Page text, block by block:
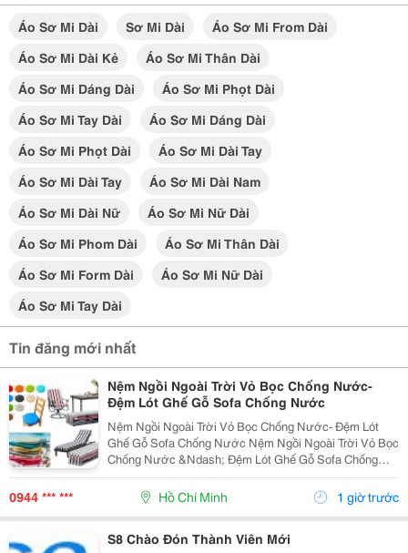
Áo Sơ Mi Dài Sơ Mi Dài
Áo Sơ Mi From Dài
Áo Sơ Mi Dài Kẻ
Áo Sơ Mi Thân Dài
Áo Sơ Mi Dáng Dài
Áo Sơ Mi Phọt Dài
Áo Sơ Mi Tay Dài
Áo Sơ Mi Dáng Dài
Áo Sơ Mi Phọt Dài
Áo Sơ Mi Dài Tay
Áo Sơ Mi Dài Tay
Áo Sơ Mi Dài Nam
Áo Sơ Mi Dài Nữ
Áo Sơ Mi Nữ Dài
Áo Sơ Mi Phom Dài
Áo Sơ Mi Thân Dài
Áo Sơ Mi Form Dài
Áo Sơ Mi Nữ Dài
Áo Sơ Mi Tay Dài
Tin đăng mới nhất
Nệm Ngồi Ngoài Trời Vỏ Bọc Chống Nước-
Đệm Lót Ghế Gỗ Sofa Chống Nước
Nệm Ngồi Ngoài Trời Vỏ Bọc Chống Nước- Đệm Lót
Ghế Gỗ Sofa Chống Nước Nệm Ngồi Ngoài Trời Vỏ Bọc
Chống Nước &Ndash; Đệm Lót Ghế Gỗ Sofa Chống
Nước Được Cung Cấp Với Nhiều Lựa Chọn Về Chất
Liệu Vỏ, Ruột Nệm, Độ Dày, Kích Thước Và Màu Sắc.
Sản Phẩm...
0944 *** *** Hồ Chí Minh 1 giờ trước
S8 Chào Đón Thành Viên Mới